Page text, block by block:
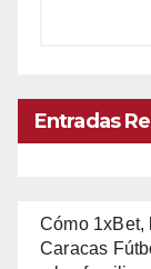
Entradas
Cómo 1xBet,
Caracas